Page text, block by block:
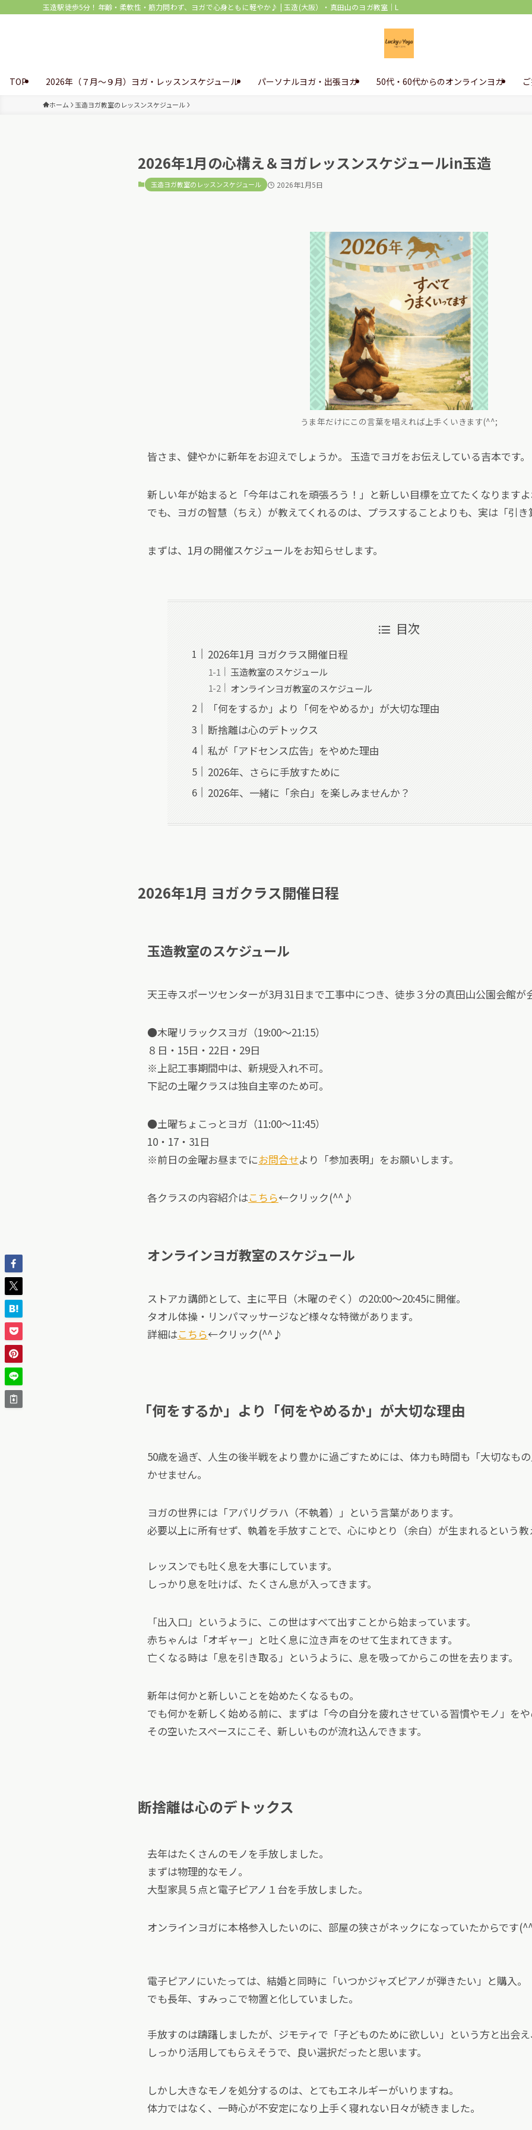
玉造駅徒歩5分！年齢・柔軟性・筋力問わず、ヨガで心身ともに軽やか♪ | 玉造(大阪）・真田山のヨガ教室｜Lucky Yoga(ラッキーヨガ)
TOP 2026年（７月～９月）ヨガ・レッスンスケジュール パーソナルヨガ・出張ヨガ 50代・60代からのオンラインヨガ
ホーム 玉造ヨガ教室のレッスンスケジュール
2026年1月の心構え＆ヨガレッスンスケジュールin玉造
玉造ヨガ教室のレッスンスケジュール 2026年1月5日
うま年だけにこの言葉を唱えれば上手くいきます(^^;
皆さま、健やかに新年をお迎えでしょうか。 玉造でヨガをお伝えしている吉本です。
新しい年が始まると「今年はこれを頑張ろう！」と新しい目標を立てたくなりますよ
でも、ヨガの智慧（ちえ）が教えてくれるのは、プラスすることよりも、実は「引き
まずは、1月の開催スケジュールをお知らせします。
目次
2026年1月 ヨガクラス開催日程
玉造教室のスケジュール
オンラインヨガ教室のスケジュール
「何をするか」より「何をやめるか」が大切な理由
断捨離は心のデトックス
私が「アドセンス広告」をやめた理由
2026年、さらに手放すために
2026年、一緒に「余白」を楽しみませんか？
2026年1月 ヨガクラス開催日程
玉造教室のスケジュール
天王寺スポーツセンターが3月31日まで工事中につき、徒歩３分の真田山公園会館が
●木曜リラックスヨガ（19:00～21:15）
８日・15日・22日・29日
※上記工事期間中は、新規受入れ不可。
下記の土曜クラスは独自主宰のため可。
●土曜ちょこっとヨガ（11:00～11:45）
10・17・31日
※前日の金曜お昼までにお問合せより「参加表明」をお願いします。
各クラスの内容紹介はこちら←クリック(^^♪
オンラインヨガ教室のスケジュール
ストアカ講師として、主に平日（木曜のぞく）の20:00～20:45に開催。
タオル体操・リンパマッサージなど様々な特徴があります。
詳細はこちら←クリック(^^♪
「何をするか」より「何をやめるか」が大切な理由
50歳を過ぎ、人生の後半戦をより豊かに過ごすためには、体力も時間も「大切なも
かせません。
ヨガの世界には「アパリグラハ（不執着）」という言葉があります。
必要以上に所有せず、執着を手放すことで、心にゆとり（余白）が生まれるという教
レッスンでも吐く息を大事にしています。
しっかり息を吐けば、たくさん息が入ってきます。
「出入口」というように、この世はすべて出すことから始まっています。
赤ちゃんは「オギャー」と吐く息に泣き声をのせて生まれてきます。
亡くなる時は「息を引き取る」というように、息を吸ってからこの世を去ります。
新年は何かと新しいことを始めたくなるもの。
でも何かを新しく始める前に、まずは「今の自分を疲れさせている習慣やモノ」をや
その空いたスペースにこそ、新しいものが流れ込んできます。
断捨離は心のデトックス
去年はたくさんのモノを手放しました。
まずは物理的なモノ。
大型家具５点と電子ピアノ１台を手放しました。
オンラインヨガに本格参入したいのに、部屋の狭さがネックになっていたからです
電子ピアノにいたっては、結婚と同時に「いつかジャズピアノが弾きたい」と購入。
でも長年、すみっこで物置と化していました。
手放すのは躊躇しましたが、ジモティで「子どものために欲しい」という方と出会え
しっかり活用してもらえそうで、良い選択だったと思います。
しかし大きなモノを処分するのは、とてもエネルギーがいりますね。
体力ではなく、一時心が不安定になり上手く寝れない日々が続きました。